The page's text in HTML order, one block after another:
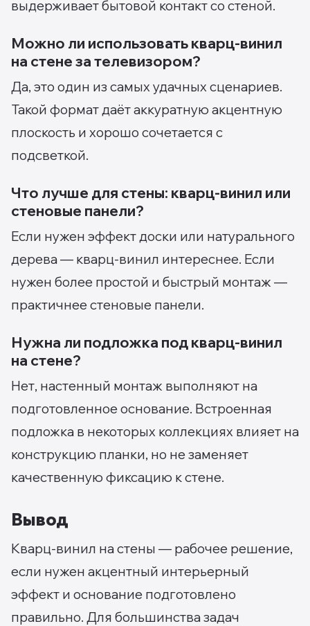
выдерживает бытовой контакт со стеной.
Можно ли использовать кварц-винил
на стене за телевизором?
Да, это один из самых удачных сценариев.
Такой формат даёт аккуратную акцентную
плоскость и хорошо сочетается с
подсветкой.
Что лучше для стены: кварц-винил или
стеновые панели?
Если нужен эффект доски или натурального
дерева — кварц-винил интереснее. Если
нужен более простой и быстрый монтаж —
практичнее стеновые панели.
Нужна ли подложка под кварц-винил
на стене?
Нет, настенный монтаж выполняют на
подготовленное основание. Встроенная
подложка в некоторых коллекциях влияет на
конструкцию планки, но не заменяет
качественную фиксацию к стене.
Вывод
Кварц-винил на стены — рабочее решение,
если нужен акцентный интерьерный
эффект и основание подготовлено
правильно. Для большинства задач